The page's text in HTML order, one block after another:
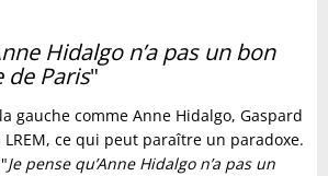
Hidalgo n’a pas un bon
de Paris"
gauche comme Anne Hidalgo, Gaspard
LREM, ce qui peut paraître un paradoxe.
Je pense qu’Anne Hidalgo n’a pas un